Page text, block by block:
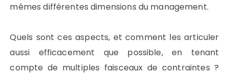
mêmes différentes dimensions du management.
Quels sont ces aspects, et comment les articuler
aussi efficacement que possible, en tenant
compte de multiples faisceaux de contraintes ?